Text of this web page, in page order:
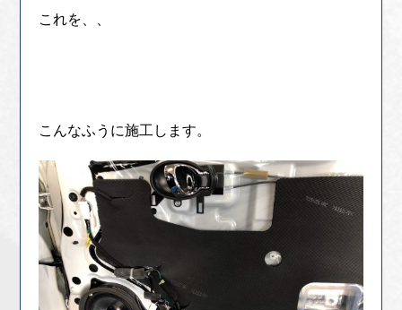
これを、、
こんなふうに施工します。